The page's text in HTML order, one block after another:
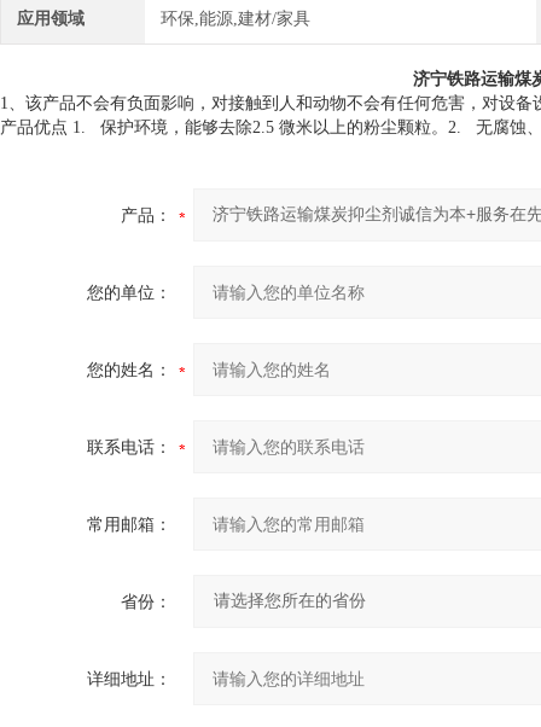
应用领域 环保,能源,建材/家具
济宁铁路运输煤
1、该产品不会有负面影响，对接触到人和动物不会有任何危害，对设
产品优点 1.   保护环境，能够去除2.5 微米以上的粉尘颗粒。2.   无腐
产品：
您的单位：
您的姓名：
联系电话：
常用邮箱：
省份：
详细地址：